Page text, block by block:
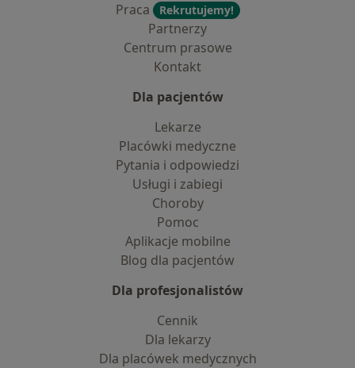
Praca
Rekrutujemy!
Partnerzy
Centrum prasowe
Kontakt
Dla pacjentów
Lekarze
Placówki medyczne
Pytania i odpowiedzi
Usługi i zabiegi
Choroby
Pomoc
Aplikacje mobilne
Blog dla pacjentów
Dla profesjonalistów
Cennik
Dla lekarzy
Dla placówek medycznych